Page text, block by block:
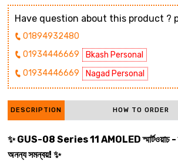
Have question about this product ?
01894932480
01934446669
Bkash Personal
01934446669
Nagad Personal
DESCRIPTION HOW TO ORDER
✨ GUS-08 Series 11 AMOLED স্মার্টওয়াচ -
অনন্য সমন্বয়! ✨